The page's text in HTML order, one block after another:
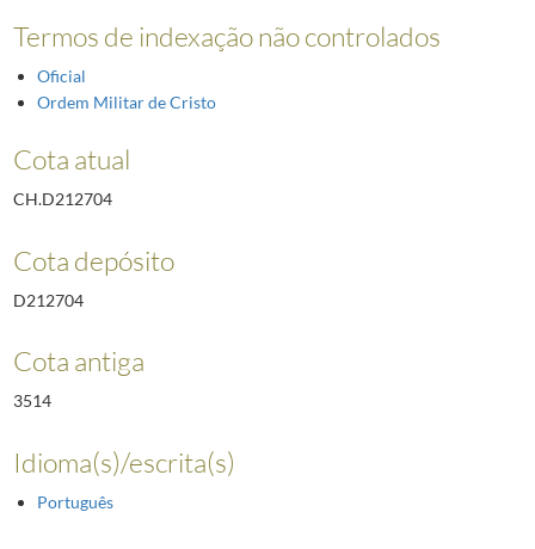
Termos de indexação não controlados
Oficial
Ordem Militar de Cristo
Cota atual
CH.D212704
Cota depósito
D212704
Cota antiga
3514
Idioma(s)/escrita(s)
Português